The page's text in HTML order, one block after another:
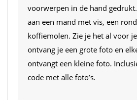
voorwerpen in de hand
aan een mand met vis, een
koffiemolen. Zie je het al voor
ontvang je een grote foto en
ontvangt een kleine foto.
code met alle foto’s.